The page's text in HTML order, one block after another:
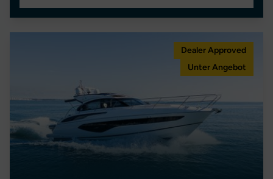
Dealer Approved
Unter Angebot